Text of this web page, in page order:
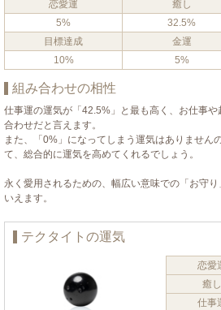
恋愛運 癒し
5%
32.5%
目標達成
金運
10%
5%
組み合わせの相性
仕事運の運気が「42.5%」と最も高く、お仕事
合わせだと言えます。
また、「0%」になってしまう運気はありません
て、総合的に運気を高めてくれるでしょう。
永く愛用されるための、幅広い意味での「お守
いえます。
テクタイトの運気
恋愛
癒し
仕事